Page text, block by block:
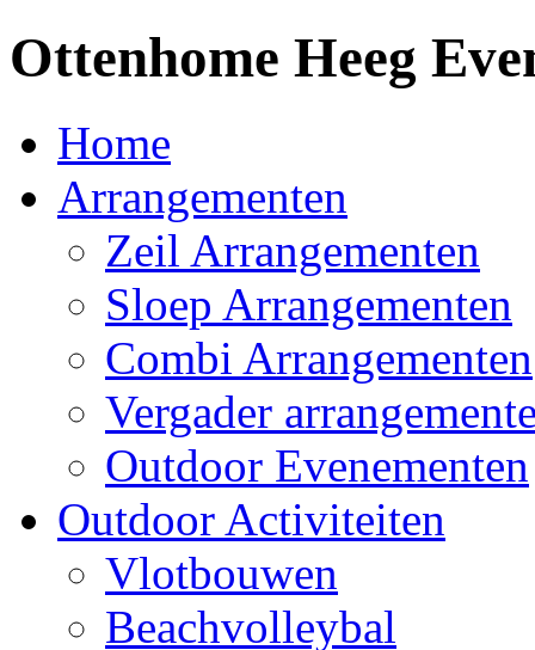
Ottenhome Heeg
Home
Arrangementen
Zeil Arrangementen
Sloep Arrangementen
Combi Arrangementen
Vergader
Outdoor Evenementen
Outdoor Activiteiten
Vlotbouwen
Beachvolleybal